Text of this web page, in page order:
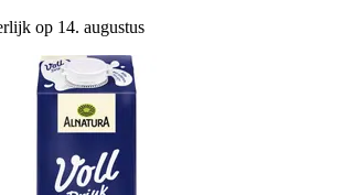
op 14. augustus